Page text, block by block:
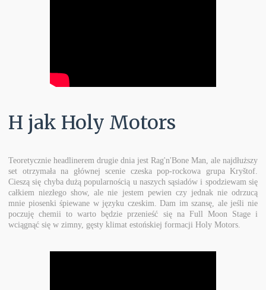
H jak Holy Motors
Teoretycznie headlinerem drugie dnia jest Rag'n'Bone Man, ale najdłuższy
set otrzymała na głównej scenie czeska pop-rockowa grupa Kryštof.
Cieszą się chyba dużą popularnością u naszych sąsiadów i spodziewam się
całkiem niezłego show, ale nie jestem pewien czy jednak nie odrzucą
mnie piosenki śpiewane w języku czeskim. Dam im szansę, ale jeśli nie
poczuję chemii to warto będzie przenieść się na Full Moon Stage i
wciągnąć się w zimny, gęsty klimat estońskiej formacji Holy Motors.